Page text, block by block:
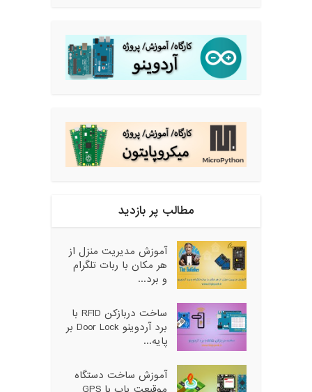
مطالب پر بازدید
آموزش مدیریت منزل از
هر مکان با ربات تلگرام
و برد...
ساخت دربازکن RFID با
برد آردوینو Door Lock بر
پایه...
آموزش ساخت دستگاه